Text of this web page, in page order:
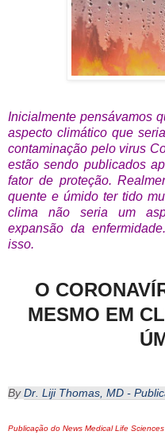
Inicialmente pensávamos
aspecto climático que
contaminação pelo virus
estão sendo publicados
fator de proteção.
quente e úmido ter tido
clima não seria um
expansão da
isso.
O
MESMO EM
ByDr. Liji Thomas, MD -
Publicação do News Medical Life Sciences